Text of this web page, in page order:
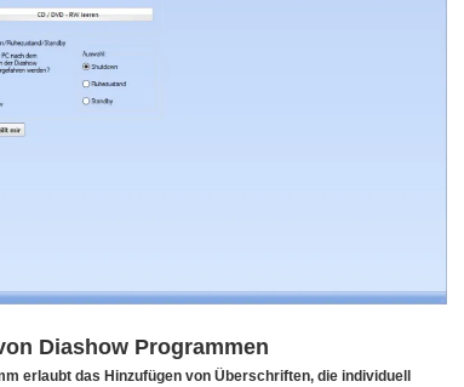
Diashow Programmen
erlaubt das Hinzufügen von Überschriften, die individuell